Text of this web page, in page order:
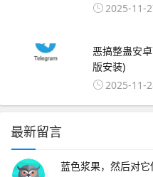
2025-11-
恶搞整蛊安
版安装)
2025-11-
最新留言